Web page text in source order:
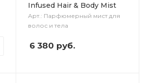
Infused Hair & Body Mist
Арт.: Парфюмерный мист для
волос и тела
6 380 руб.